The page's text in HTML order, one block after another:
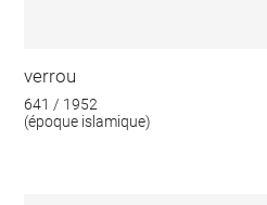
verrou
641 / 1952
(époque islamique)